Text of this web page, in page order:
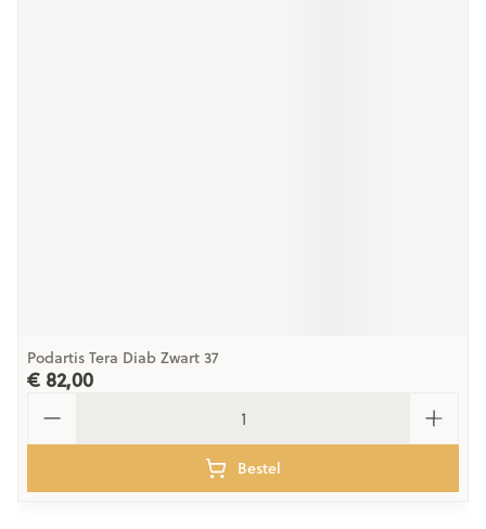
Podartis Tera Diab Zwart 37
€ 82,00
Bestel